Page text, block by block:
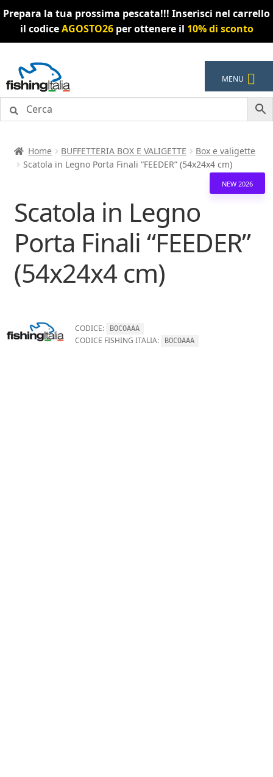
Prepara la tua prossima pescata!!! Inserisci nel carrello
il codiceAGOSTO26per ottenere il 10% di sconto
alla
navigazione
al
contenuto
MENU
Home BUFFETTERIA BOX E VALIGETTE
Box e valigette
Scatola in Legno Porta Finali “FEEDER” (54x24x4 cm)
NEW 2026
Scatola in Legno
Porta Finali “FEEDER”
(54x24x4 cm)
CODICE: BOCOAAA
CODICE FISHING ITALIA: BOCOAAA